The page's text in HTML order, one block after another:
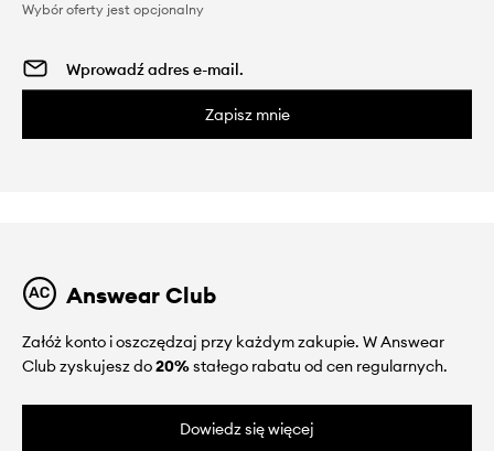
Wybór oferty jest opcjonalny
Zapisz mnie
Answear Club
Załóż konto i oszczędzaj przy każdym zakupie. W Answear
Club zyskujesz do20%stałego rabatu od cen regularnych.
Dowiedz się więcej